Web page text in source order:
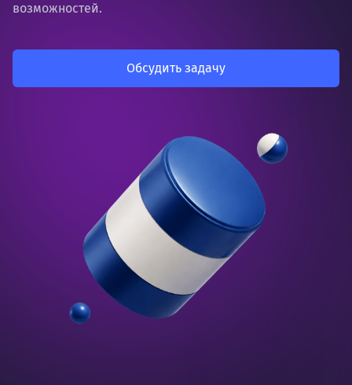
возможностей.
Обсудить задачу